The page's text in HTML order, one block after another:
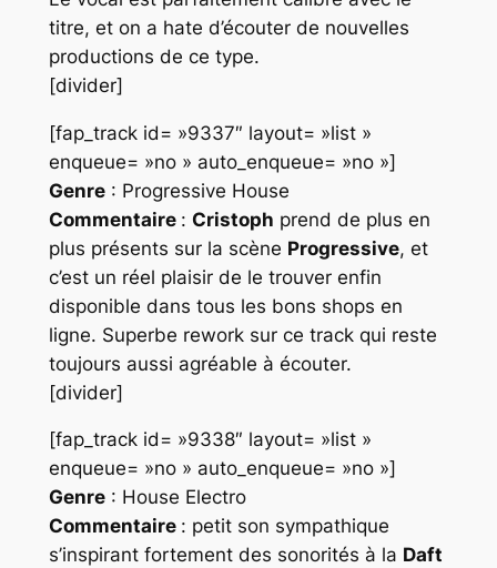
titre, et on a hate d’écouter de nouvelles
productions de ce type.
[divider]
[fap_track id= »9337″ layout= »list »
enqueue= »no » auto_enqueue= »no »]
Genre: Progressive House
Commentaire : Cristoph prend de plus en
plus présents sur la scène Progressive, et
c’est un réel plaisir de le trouver enfin
disponible dans tous les bons shops en
ligne. Superbe rework sur ce track qui reste
toujours aussi agréable à écouter.
[divider]
[fap_track id= »9338″ layout= »list »
enqueue= »no » auto_enqueue= »no »]
Genre: House Electro
Commentaire : petit son sympathique
s’inspirant fortement des sonorités à la Daft